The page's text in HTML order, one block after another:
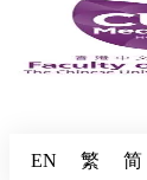
EN 繁 简